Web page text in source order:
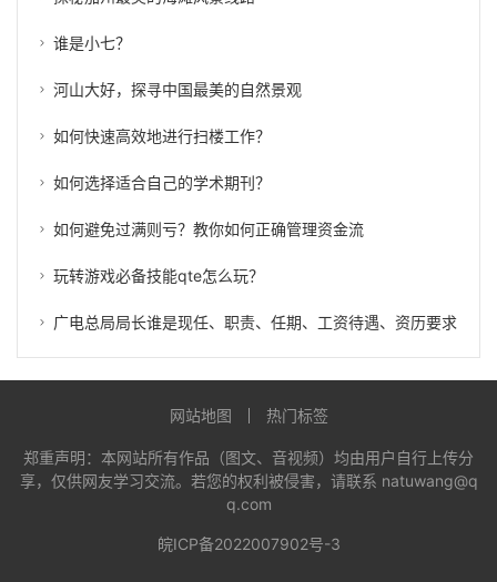
谁是小七？
河山大好，探寻中国最美的自然景观
如何快速高效地进行扫楼工作？
如何选择适合自己的学术期刊？
如何避免过满则亏？教你如何正确管理资金流
玩转游戏必备技能qte怎么玩？
广电总局局长谁是现任、职责、任期、工资待遇、资历要求
网站地图 热门标签
郑重声明：本网站所有作品（图文、音视频）均由用户自行上传分
享，仅供网友学习交流。若您的权利被侵害，请联系 natuwang@q
q.com
皖ICP备2022007902号-3